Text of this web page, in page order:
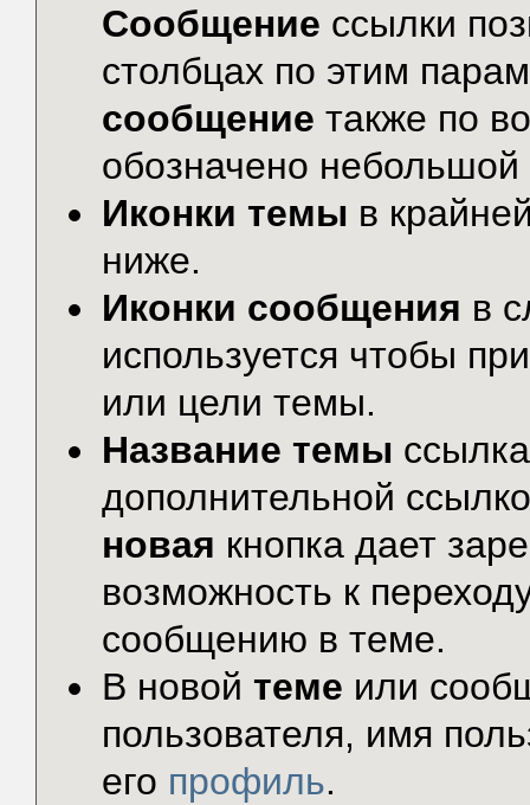
Сообщение ссылки
столбцах по этим
сообщение также по
обозначено небольшой
Иконки темы в
ниже.
Иконки сообщения в
используется чтобы
или цели темы.
Название темы
дополнительной
новая кнопка дает
возможность к
сообщению в теме.
В новой теме или
пользователя, имя
его профиль.